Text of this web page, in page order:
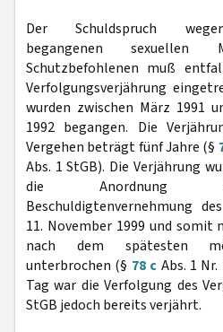
Der Schuldspruch
begangenen sexuellen
Schutzbefohlenen muß
Verfolgungsverjährung
wurden zwischen März 1991
1992 begangen. Die
Vergehen beträgt fünf Jahre (§
Abs. 1 StGB). Die Verjährung
die Anordnung
Beschuldigtenvernehmung
11. November 1999 und somit
nach dem spätesten
unterbrochen (§ 78 c Abs. 1
Tag war die Verfolgung des
StGB jedoch bereits verjährt.